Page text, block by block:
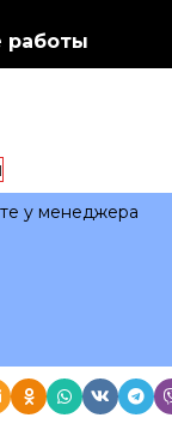
работы
у менеджера